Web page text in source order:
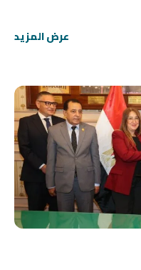
عرض المزيد